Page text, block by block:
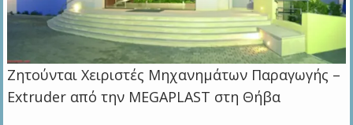
Zητούνται Χειριστές Μηχανημάτων Παραγωγής –
Extruder από την MEGAPLAST στη Θήβα